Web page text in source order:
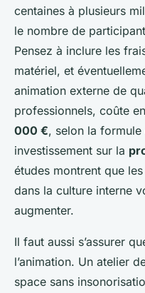
centaines à plusieurs
le nombre de
Pensez à inclure les
matériel, et
animation externe de
professionnels, coûte
000 €, selon la formule
investissement sur la
études montrent que
dans la culture interne
augmenter.
Il faut aussi s’assurer
l’animation. Un atelier
space sans